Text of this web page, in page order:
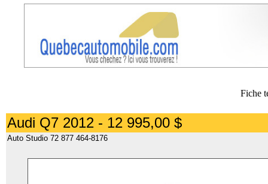
Fiche
Audi Q7 2012 - 12 995,00 $
Auto Studio 72 877 464-8176